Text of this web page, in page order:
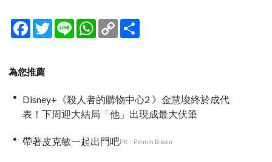
Facebook
TwitterLine WhatsApp
Copy
Link
為您推薦
Disney+《殺人者的購物中心2 》金慧埈終於成代
表！下周迎大結局「他」出現成最大伏筆
帶著皮克敏一起出門吧PR・Pikmin Bloom